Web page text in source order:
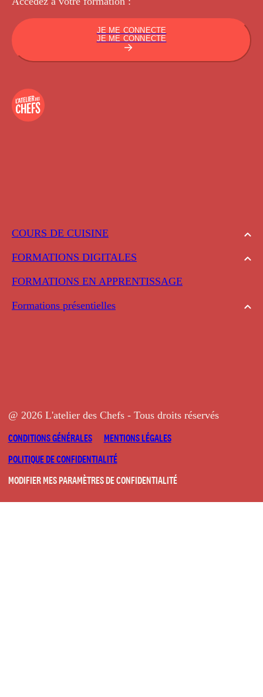
COURS DE CUISINE
FORMATIONS DIGITALES
FORMATIONS EN APPRENTISSAGE
Formations présentielles
JE ME CONNECTE
JE ME CONNECTE
@ 2026 L'atelier des Chefs - Tous droits réservés
CONDITIONS GÉNÉRALES
MENTIONS LÉGALES
POLITIQUE DE CONFIDENTIALITÉ
MODIFIER MES PARAMÈTRES DE CONFIDENTIALITÉ